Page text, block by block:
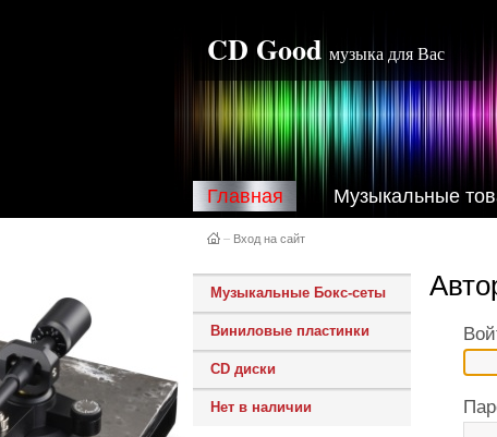
CD Good музыка для Вас
Главная Музыкальные
– Вход на сайт
Музыкальные Бокс-сеты
Виниловые пластинки
CD диски
Нет в наличии